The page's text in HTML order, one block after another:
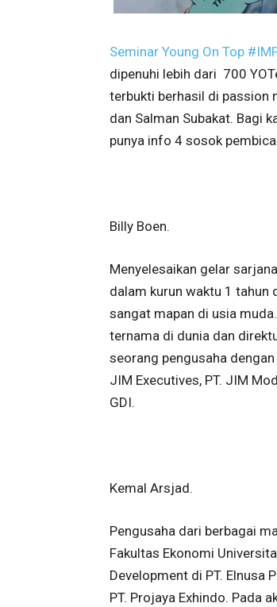
Seminar Young On Top
dipenuhi lebih dari 700
terbukti berhasil di passion
dan Salman Subakat. Bagi
punya info 4 sosok
Billy Boen.
Menyelesaikan gelar
dalam kurun waktu 1 tahun
sangat mapan di usia
ternama di dunia dan
seorang pengusaha dengan
JIM Executives, PT. JIM
GDI.
Kemal Arsjad.
Pengusaha dari berbagai
Fakultas Ekonomi
Development di PT. Elnusa
PT. Projaya Exhindo. Pada